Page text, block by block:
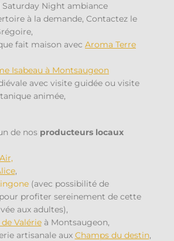
Night ambiance
à la demande, Contactez le
fait maison avec Aroma Terre
Isabeau à Montsaugeon
avec visite guidée ou visite
animée,
de nos producteurs locaux
,
(avec possibilité de
pour profiter sereinement de cette
aux adultes),
Valérieà Montsaugeon,
artisanale aux Champs du destin,